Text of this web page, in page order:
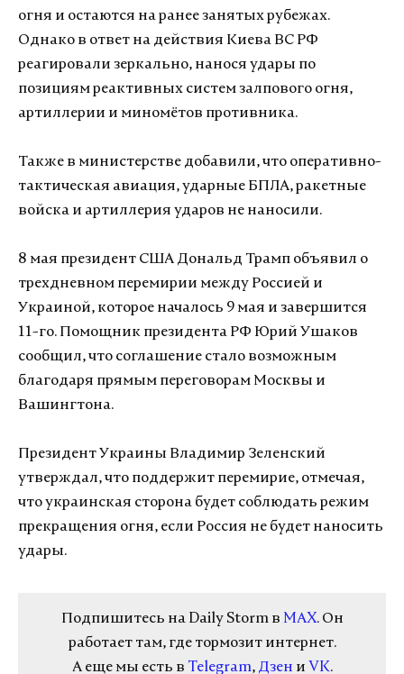
огня и остаются на ранее занятых рубежах.
Однако в ответ на действия Киева ВС РФ
реагировали зеркально, нанося удары по
позициям реактивных систем залпового огня,
артиллерии и миномётов противника.
Также в министерстве добавили, что оперативно-
тактическая авиация, ударные БПЛА, ракетные
войска и артиллерия ударов не наносили.
8 мая президент США Дональд Трамп объявил о
трехдневном перемирии между Россией и
Украиной, которое началось 9 мая и завершится
11-го. Помощник президента РФ Юрий Ушаков
сообщил, что соглашение стало возможным
благодаря прямым переговорам Москвы и
Вашингтона.
Президент Украины Владимир Зеленский
утверждал, что поддержит перемирие, отмечая,
что украинская сторона будет соблюдать режим
прекращения огня, если Россия не будет наносить
удары.
Подпишитесь на Daily Storm в MAX. Он
работает там, где тормозит интернет.
А еще мы есть в Telegram, Дзен и VK.